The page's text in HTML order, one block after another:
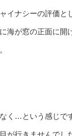
イナシーの評価と
海が窓の正面に開
く…という感じで
が行きませんでし